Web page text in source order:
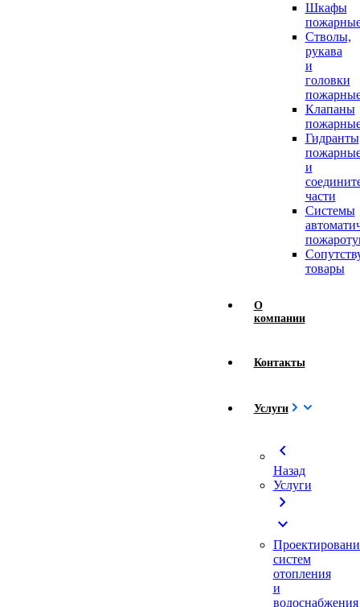
Шкафы
Стволы,
рукава
и
головки
Клапаны
Гидранты
и
части
Системы
товары
О
компании
Контакты
Услуги
chevron_left
Назад
Услуги
chevron_right
expand_more
систем
отопления
и
водоснабжения